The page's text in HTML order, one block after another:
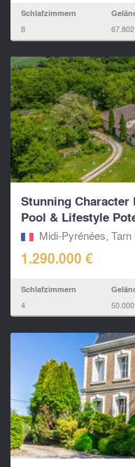
Schlafzimmern
8
Stunning Character
Pool & Lifestyle
Midi-Pyrénées, Tarn
1.290.000 €
Schlafzimmern
4